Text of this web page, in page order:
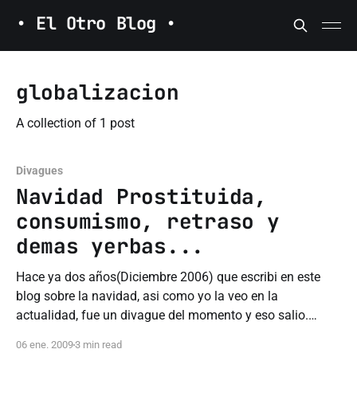
• El Otro Blog •
globalizacion
A collection of 1 post
Divagues
Navidad Prostituida,
consumismo, retraso y
demas yerbas...
Hace ya dos años(Diciembre 2006) que escribi en este
blog sobre la navidad, asi como yo la veo en la
actualidad, fue un divague del momento y eso salio.
siendo tan vigente que me gustaría repostearlo (viene de
06 ene. 20093 min read